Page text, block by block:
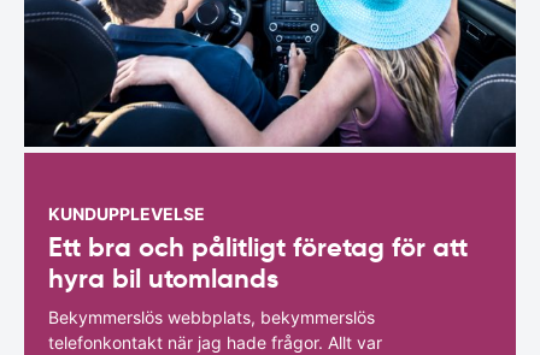
KUNDUPPLEVELSE
Ett bra och pålitligt företag för att
hyra bil utomlands
Bekymmerslös webbplats, bekymmerslös
telefonkontakt när jag hade frågor. Allt var